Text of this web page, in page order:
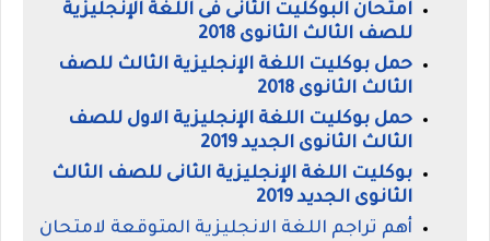
امتحان البوكليت الثانى فى اللغة الإنجليزية
للصف الثالث الثانوى 2018
حمل بوكليت اللغة الإنجليزية الثالث للصف
الثالث الثانوى 2018
حمل بوكليت اللغة الإنجليزية الاول للصف
الثالث الثانوى الجديد 2019
بوكليت اللغة الإنجليزية الثانى للصف الثالث
الثانوى الجديد 2019
أهم تراجم اللغة الانجليزية المتوقعة لامتحان